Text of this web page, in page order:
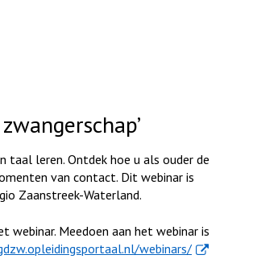
taal leren. Ontdek hoe u als ouder de
van contact. Dit webinar is
Zaanstreek-Waterland.
webinar. Meedoen aan het webinar is
webinars/. Externe link